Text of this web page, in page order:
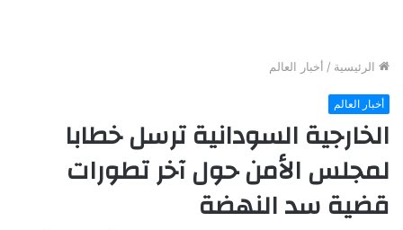
الرئيسية / أخبار العالم
أخبار العالم
الخارجية السودانية ترسل خطابا
لمجلس الأمن حول آخر تطورات
قضية سد النهضة